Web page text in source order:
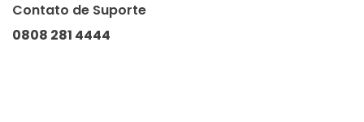
Contato de Suporte
0808 281 4444